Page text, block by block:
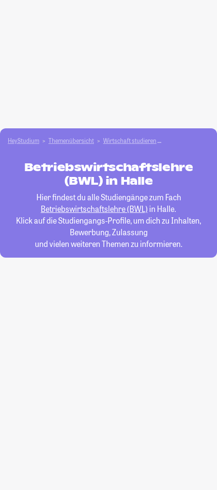
HeyStudium Themenübersicht Wirtschaft studieren
Betriebswirtschaftslehre
(BWL) in Halle
Hier findest du alle Studiengänge zum Fach
Betriebswirtschaftslehre (BWL) in Halle.
Klick auf die Studiengangs-Profile, um dich zu Inhalten,
Bewerbung, Zulassung
und vielen weiteren Themen zu informieren.